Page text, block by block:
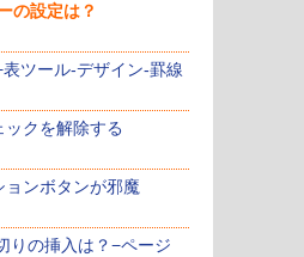
の設定は？
ツール-デザイン-罫線
クを解除する
ンボタンが邪魔
りの挿入は？−ページ